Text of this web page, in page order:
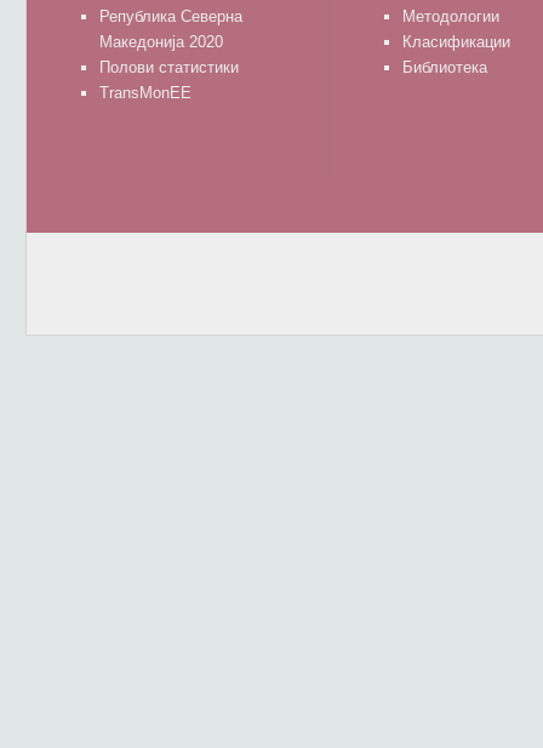
Република Северна
Македонија 2020
Полови статистики
TransMonEE
Методологии
Класификации
Библиотека